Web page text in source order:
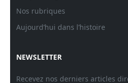
Nos rubriques
Aujourd’hui dans l’histoire
NEWSLETTER
Recevez nos derniers articles